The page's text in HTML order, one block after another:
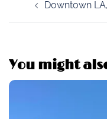
navigation
Downtown
You might